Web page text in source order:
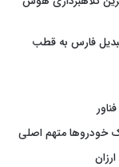
تبدیل فارس به قطب
خودروها متهم اصلی